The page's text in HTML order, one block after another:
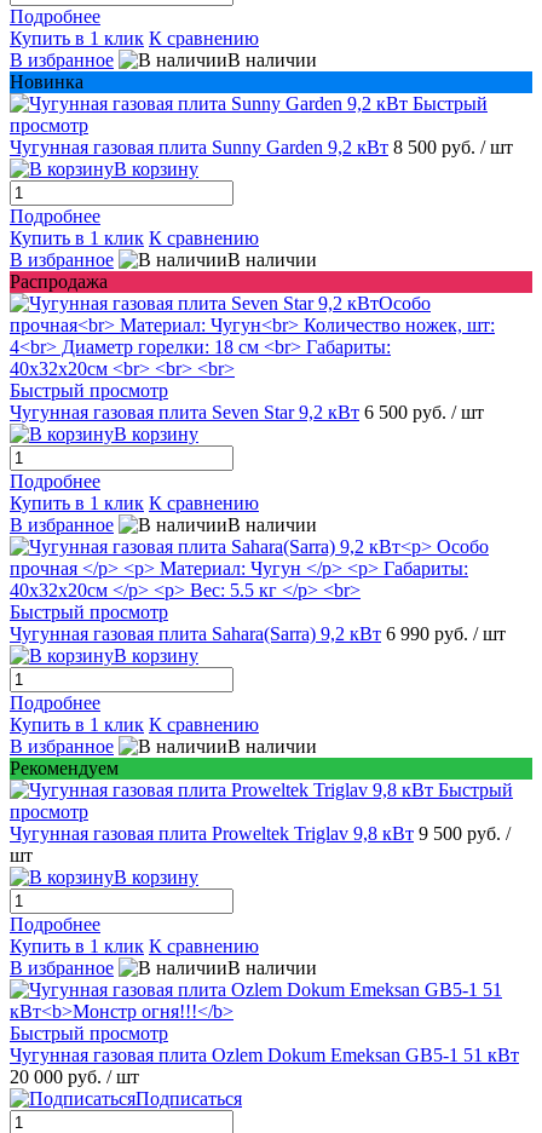
Подробнее
Купить в 1 клик К сравнению
В избранное
В наличии
Новинка
Быстрый
просмотр
Чугунная газовая плита Sunny Garden 9,2 кВт 8 500 руб. / шт
В корзину
Подробнее
Купить в 1 клик К сравнению
В избранное
В наличии
Распродажа
Быстрый просмотр
Чугунная газовая плита Seven Star 9,2 кВт 6 500 руб. / шт
В корзину
Подробнее
Купить в 1 клик К сравнению
В избранное
В наличии
Быстрый просмотр
Чугунная газовая плита Sahara(Sarra) 9,2 кВт 6 990 руб. / шт
В корзину
Подробнее
Купить в 1 клик К сравнению
В избранное
В наличии
Рекомендуем
Быстрый
просмотр
Чугунная газовая плита Proweltek Triglav 9,8 кВт 9 500 руб. /
шт
В корзину
Подробнее
Купить в 1 клик К сравнению
В избранное
В наличии
Быстрый просмотр
Чугунная газовая плита Ozlem Dokum Emeksan GB5-1 51 кВт
20 000 руб. / шт
Подписаться